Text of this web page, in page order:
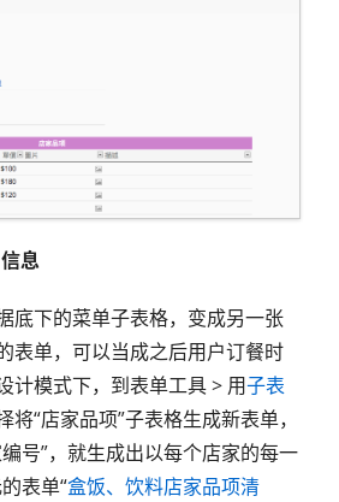
息
底下的菜单子表格，变成另一张
表单，可以当成之后用户订餐时
计模式下，到表单工具 > 用子表
将“店家品项”子表格生成新表单，
号”，就生成出以每个店家的每一
表单“盒饭、饮料店家品项清